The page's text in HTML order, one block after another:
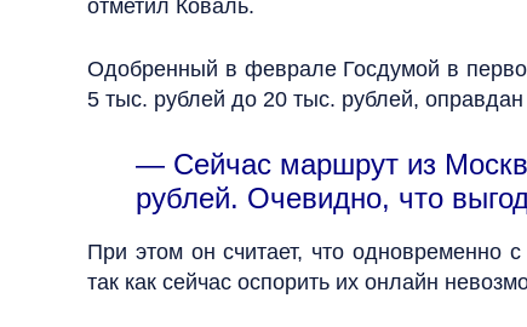
отметил Коваль.
Одобренный в феврале Госдумой в
5 тыс. рублей до 20 тыс. рублей,
— Сейчас маршрут из
рублей. Очевидно, что
При этом он считает, что одновременно
так как сейчас оспорить их онлайн